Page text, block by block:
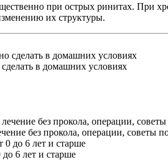
при острых ринитах. При
их структуры.
в домашних условиях
без прокола, операции, советы
до 6 лет и старше